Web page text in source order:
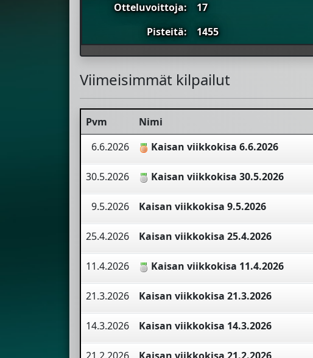
Otteluvoittoja:
17
Pisteitä:
1455
Viimeisimmät kilpailut
Pvm Nimi
6.6.2026
Kaisan viikkokisa 6.6.2026
30.5.2026 Kaisan viikkokisa 30.5.2026
9.5.2026 Kaisan viikkokisa 9.5.2026
25.4.2026 Kaisan viikkokisa 25.4.2026
11.4.2026 Kaisan viikkokisa 11.4.2026
21.3.2026 Kaisan viikkokisa 21.3.2026
14.3.2026 Kaisan viikkokisa 14.3.2026